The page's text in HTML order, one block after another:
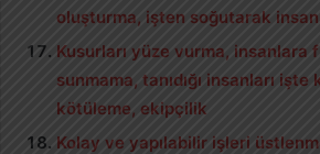
oluşturma, işten soğutarak
Kusurları yüze vurma, insanlara
sunmama, tanıdığı insanları
kötüleme, ekipçilik
Kolay ve yapılabilir işleri